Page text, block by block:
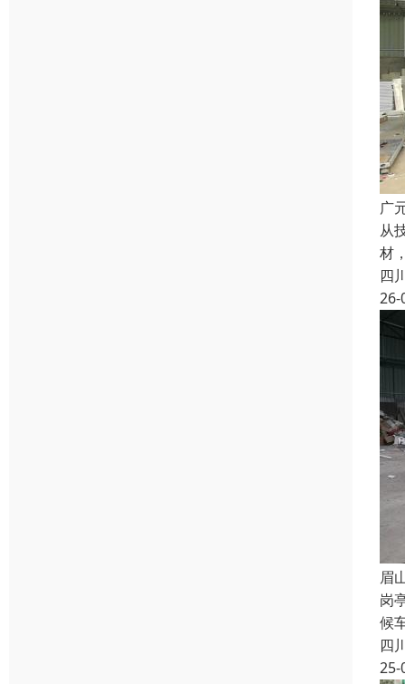
广
从
材
四
26-
眉
岗
候
四
25-